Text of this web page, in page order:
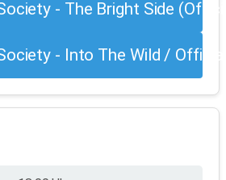
- The Bright Side
- Into The Wild /